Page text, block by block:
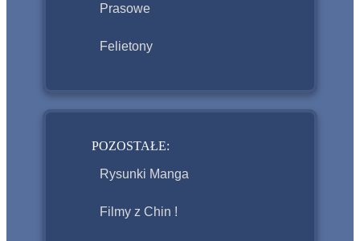
Prasowe
Felietony
POZOSTAŁE:
Rysunki Manga
Filmy z Chin !